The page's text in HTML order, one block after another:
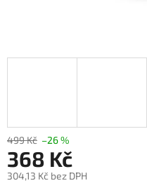
499 Kč –26 %
368 Kč
304,13 Kč bez DPH